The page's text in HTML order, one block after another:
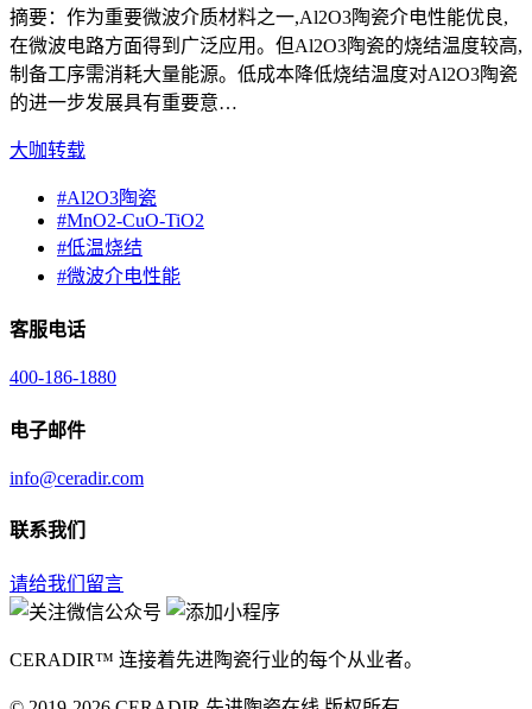
摘要：作为重要微波介质材料之一,Al2O3陶瓷介电性能优良,
在微波电路方面得到广泛应用。但Al2O3陶瓷的烧结温度较高,
制备工序需消耗大量能源。低成本降低烧结温度对Al2O3陶瓷
的进一步发展具有重要意…
大咖转载
#Al2O3陶瓷
#MnO2-CuO-TiO2
#低温烧结
#微波介电性能
客服电话
400-186-1880
电子邮件
info@ceradir.com
联系我们
请给我们留言
CERADIR™ 连接着先进陶瓷行业的每个从业者。